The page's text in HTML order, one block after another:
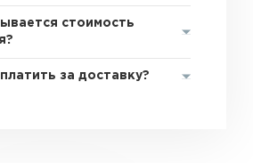
стоимость
за доставку?